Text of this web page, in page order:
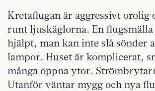
Kretaflugan är aggressivt orolig
runt ljuskäglorna. En flugsmälla
hjälpt, man kan inte slå sönder
lampor. Huset är komplicerat,
många öppna ytor.
Utanför väntar mygg och nya